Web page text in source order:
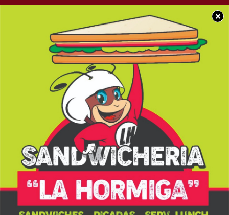
×
BUEN DÍA CHACABUCO
Les deseamos un
excelente sábado